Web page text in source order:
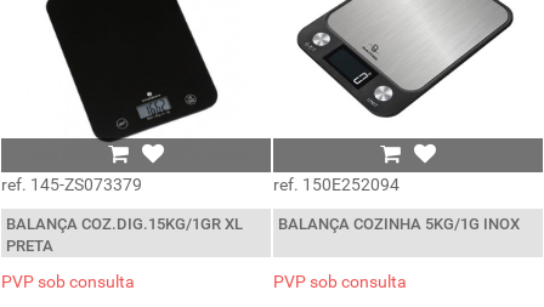
ref. 145-ZS073379
BALANÇA COZ.DIG.15KG/1GR XL
PRETA
PVP sob consulta
ref. 150E252094
BALANÇA COZINHA 5KG/1G INOX
PVP sob consulta